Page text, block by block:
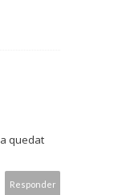
quedat
Responder